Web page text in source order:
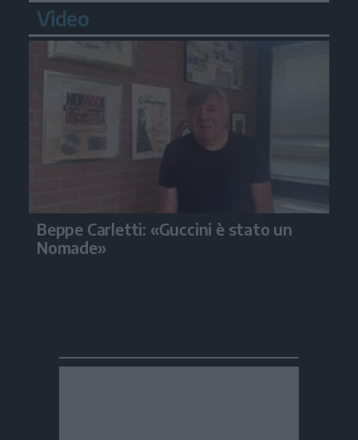
Video
Beppe Carletti: «Guccini è stato un
Nomade»